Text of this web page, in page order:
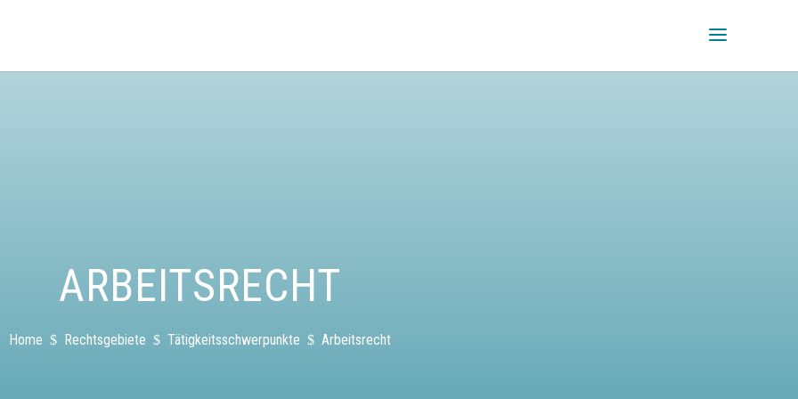
ARBEITSRECHT
Home $ Rechtsgebiete $ Tätigkeitsschwerpunkte $ Arbeitsrecht